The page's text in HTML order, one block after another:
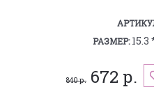
РАЗМЕР:15.3
840 р. 672 р.